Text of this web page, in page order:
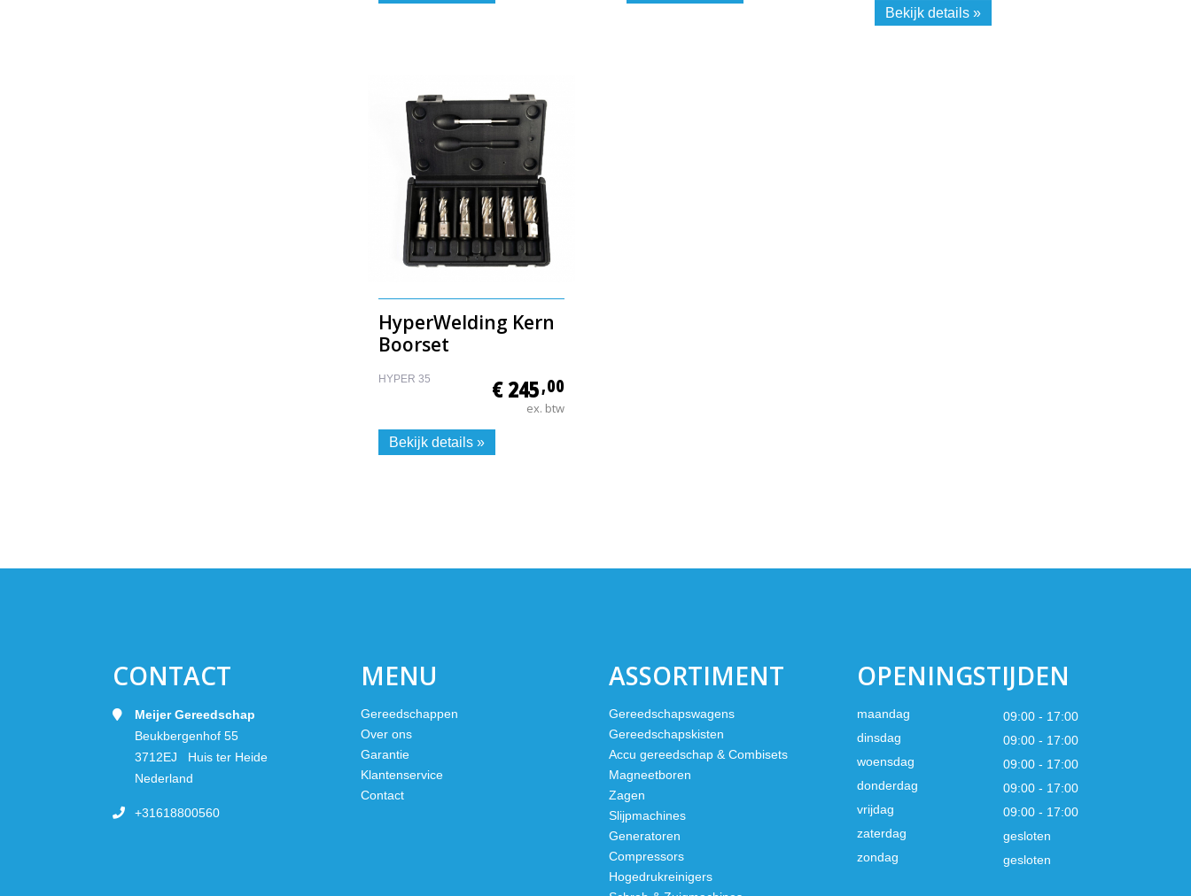
Bekijk details »
HyperWelding Kern
Boorset
HYPER 35 € 245,00
ex. btw
Bekijk details »
CONTACT
Meijer Gereedschap
Beukbergenhof 55
3712EJ Huis ter Heide
Nederland
+31618800560
MENU
Gereedschappen
Over ons
Garantie
Klantenservice
Contact
ASSORTIMENT
Gereedschapswagens
Gereedschapskisten
Accu gereedschap & Combisets
Magneetboren
Zagen
Slijpmachines
Generatoren
Compressors
Hogedrukreinigers
OPENINGSTIJDEN
maandag
09:00 - 17:00
dinsdag
09:00 - 17:00
woensdag
09:00 - 17:00
donderdag
09:00 - 17:00
vrijdag
09:00 - 17:00
zaterdag
gesloten
zondag
gesloten